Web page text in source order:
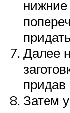
нижние
Далее
Затем